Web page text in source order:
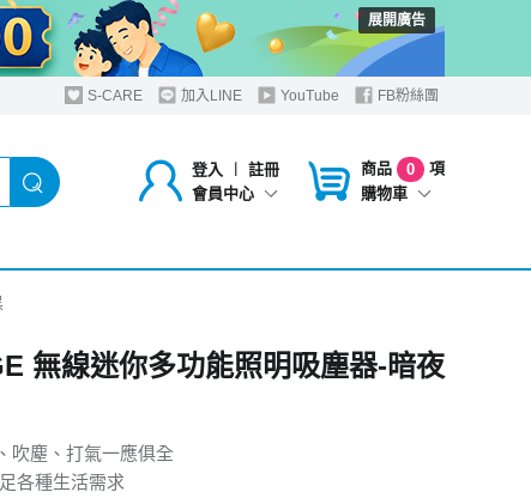
展開廣告
S-CARE 加入LINE YouTube FB粉絲團
登入 ︱
註冊
會員中心
商品 0
項
購物車
無線迷你多功能照明吸塵器-暗夜
吹塵、打氣一應俱全
各種生活需求